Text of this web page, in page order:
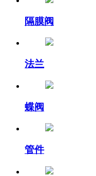
隔膜阀
法兰
蝶阀
管件